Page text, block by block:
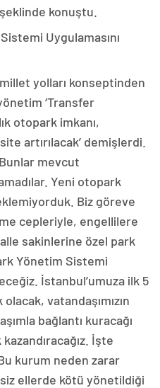
konuştu.
Uygulamasını
yolları konseptinden
‘Transfer
otopark imkanı,
artırılacak’ demişlerdi.
mevcut
Yeni otopark
Biz göreve
cepleriyle, engellilere
sakinlerine özel park
Yönetim Sistemi
İstanbul’umuza ilk 5
vatandaşımızın
bağlantı kuracağı
İşte
kurum neden zarar
ellerde kötü yönetildiği